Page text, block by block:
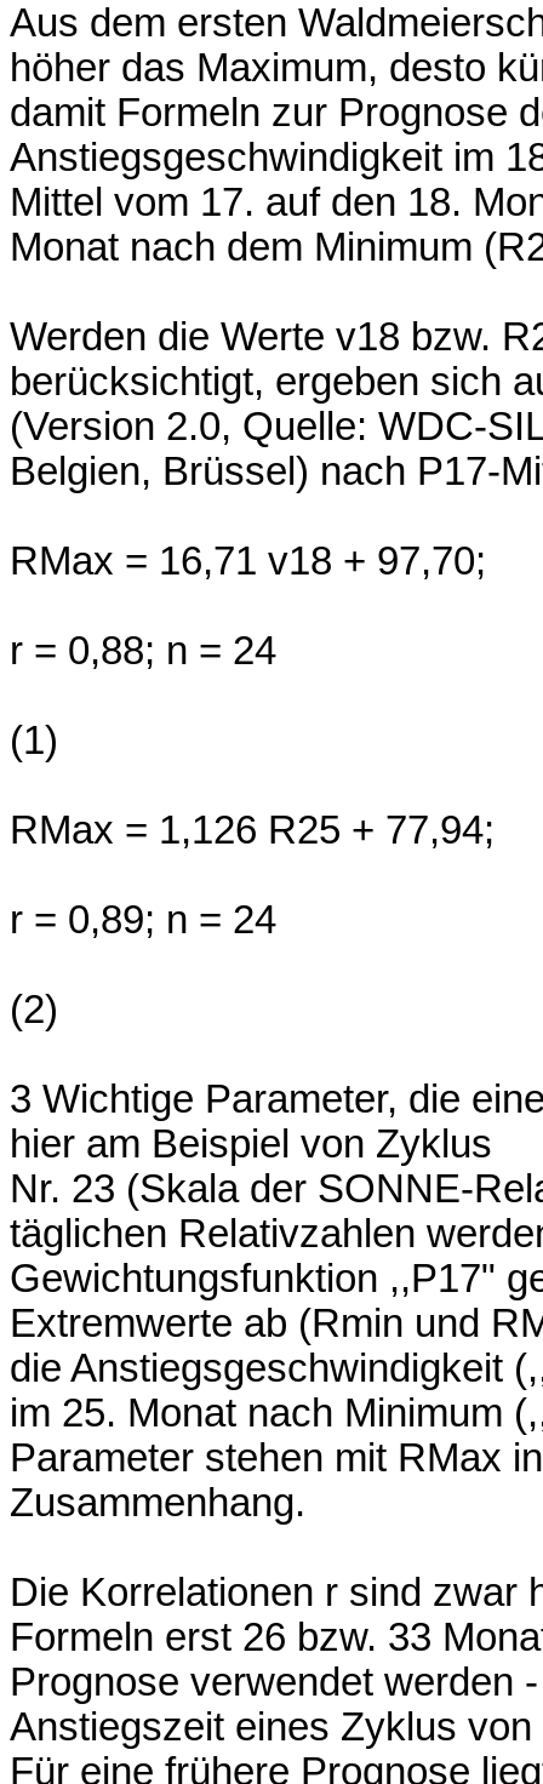
Aus dem ersten
höher das Maximum, desto
damit Formeln zur Prognose
Anstiegsgeschwindigkeit im
Mittel vom 17. auf den 18.
Monat nach dem Minimum
Werden die Werte v18 bzw.
berücksichtigt, ergeben sich
(Version 2.0, Quelle: WDC-
Belgien, Brüssel) nach P17-
RMax = 16,71 v18 + 97,70;
r = 0,88; n = 24
(1)
RMax = 1,126 R25 + 77,94;
r = 0,89; n = 24
(2)
3 Wichtige Parameter, die
hier am Beispiel von Zyklus
Nr. 23 (Skala der SONNE-
täglichen Relativzahlen
Gewichtungsfunktion ,,P17"
Extremwerte ab (Rmin und
die Anstiegsgeschwindigkeit
im 25. Monat nach Minimum
Parameter stehen mit RMax
Zusammenhang.
Die Korrelationen r sind zwar
Formeln erst 26 bzw. 33
Prognose verwendet werden
Anstiegszeit eines Zyklus
Für eine frühere Prognose